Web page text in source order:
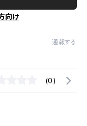
向け
通報する
(0)